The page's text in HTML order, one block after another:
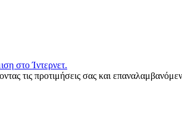
στο Ίντερνετ.
τις προτιμήσεις σας και